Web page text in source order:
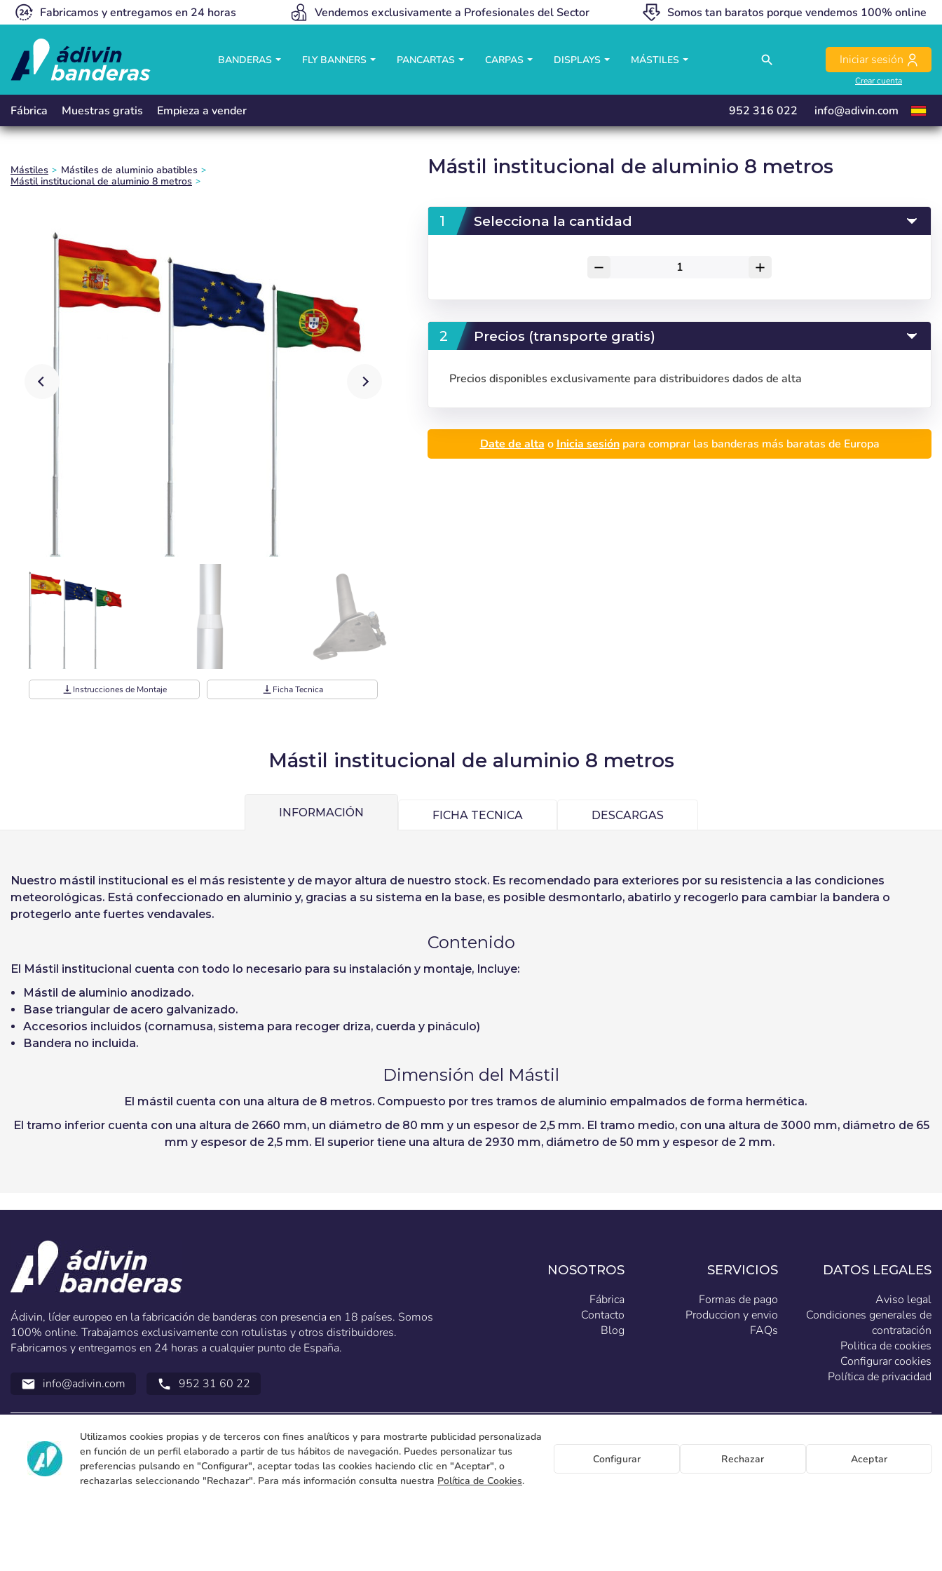
Fabricamos y entregamos en 24 horas Vendemos exclusivamente a Profesionales del Sector Somos tan baratos porque vendemos 100% online
BANDERAS FLY BANNERS PANCARTAS CARPAS DISPLAYS MÁSTILES search Iniciar sesión
Crear cuenta
close
Usuario (CIF/NIF):
Recuperar contraseña Crear cuenta
Fábrica Muestras gratis Empieza a vender 952 316 022 info@adivin.com
Selecciona tu idioma
close
Español English Português Français
Deutsch
Mástiles
Mástiles de aluminio abatibles
Mástil institucional de aluminio 8 metros
Mástil institucional de aluminio 8 metros
vertical_align_bottom Instrucciones de Montaje vertical_align_bottom Ficha Tecnica
Selecciona la cantidad
remove add
Precios (transporte gratis)
Precios disponibles exclusivamente para distribuidores dados de alta
Date de alta o Inicia sesiónpara comprar las banderas más baratas de Europa
Mástil institucional de aluminio 8 metros
INFORMACIÓN FICHA TECNICA DESCARGAS
Nuestro mástil institucional es el más resistente y de mayor altura de nuestro stock. Es recomendado para exteriores por su resistencia a las condiciones
meteorológicas. Está confeccionado en aluminio y, gracias a su sistema en la base, es posible desmontarlo, abatirlo y recogerlo para cambiar la bandera o
protegerlo ante fuertes vendavales.
Contenido
El Mástil institucional cuenta con todo lo necesario para su instalación y montaje, Incluye:
Mástil de aluminio anodizado.
Base triangular de acero galvanizado.
Accesorios incluidos (cornamusa, sistema para recoger driza, cuerda y pináculo)
Bandera no incluida.
Dimensión del Mástil
El mástil cuenta con una altura de 8 metros. Compuesto por tres tramos de aluminio empalmados de forma hermética.
El tramo inferior cuenta con una altura de 2660 mm, un diámetro de 80 mm y un espesor de 2,5 mm. El tramo medio, con una altura de 3000 mm, diámetro de 65
mm y espesor de 2,5 mm. El superior tiene una altura de 2930 mm, diámetro de 50 mm y espesor de 2 mm.
close
Unidades
Precio unitario
Ádivin, líder europeo en la fabricación de banderas con presencia en 18 países. Somos
100% online. Trabajamos exclusivamente con rotulistas y otros distribuidores.
Fabricamos y entregamos en 24 horas a cualquier punto de España.
email info@adivin.com call 952 31 60 22
NOSOTROS
Fábrica
Contacto
Blog
SERVICIOS
Formas de pago
Produccion y envio
FAQs
DATOS LEGALES
Aviso legal
Condiciones generales de
contratación
Politica de cookies
Configurar cookies
Política de privacidad
ES
Utilizamos cookies propias y de terceros con fines analíticos y para mostrarte publicidad personalizada
en función de un perfil elaborado a partir de tus hábitos de navegación. Puedes personalizar tus
preferencias pulsando en "Configurar", aceptar todas las cookies haciendo clic en "Aceptar", o
rechazarlas seleccionando "Rechazar". Para más información consulta nuestra Política de Cookies.
Configurar Rechazar Aceptar